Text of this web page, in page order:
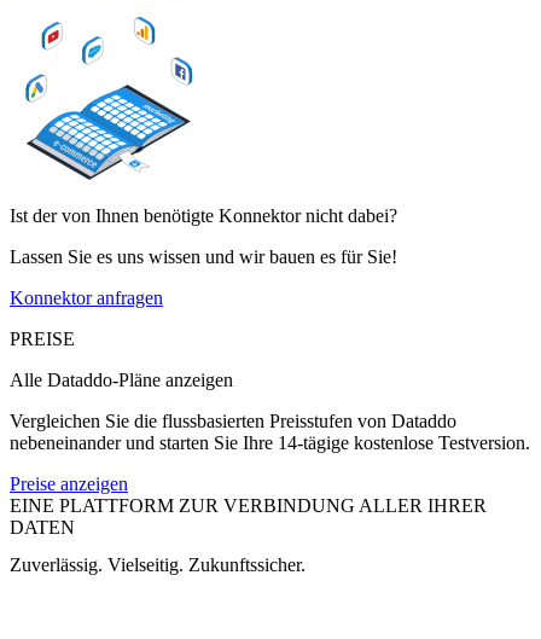
Ist der von Ihnen benötigte Konnektor nicht dabei?
Lassen Sie es uns wissen und wir bauen es für Sie!
Konnektor anfragen
PREISE
Alle Dataddo-Pläne anzeigen
Vergleichen Sie die flussbasierten Preisstufen von Dataddo
nebeneinander und starten Sie Ihre 14-tägige kostenlose Testversion.
Preise anzeigen
EINE PLATTFORM ZUR VERBINDUNG ALLER IHRER
DATEN
Zuverlässig. Vielseitig. Zukunftssicher.